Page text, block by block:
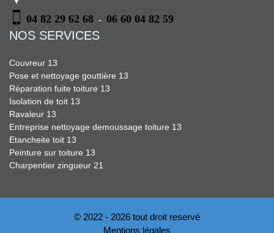
04 82 29 62 68 - 06 60 04 82 59
NOS SERVICES
Couvreur 13
Pose et nettoyage gouttière 13
Réparation fuite toiture 13
Isolation de toit 13
Ravaleur 13
Entreprise nettoyage demoussage toiture 13
Etancheite toit 13
Peinture sur toiture 13
Charpentier zingueur 21
© 2022 - 2026 tout droit reservé
Mentions légales